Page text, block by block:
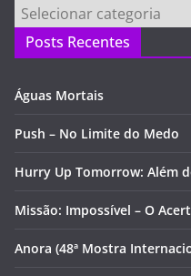
Categorias
Posts Recentes
Águas Mortais
Push – No Limite do Medo
Hurry Up Tomorrow: Além
Missão: Impossível – O
Anora (48ª Mostra